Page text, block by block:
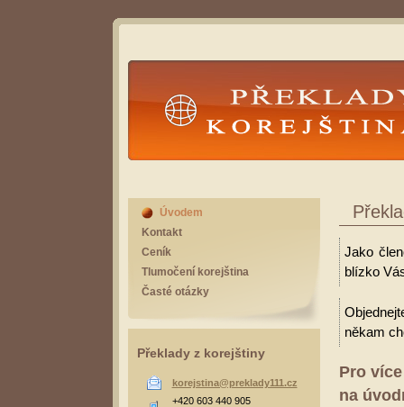
Překlady Korejština
Jako
blízko
někam
Pro
na
Úvodem
Kontakt
Ceník
Tlumočení korejština
Časté otázky
Překlady z korejštiny
korejstina@preklady111.cz
+420 603 440 905